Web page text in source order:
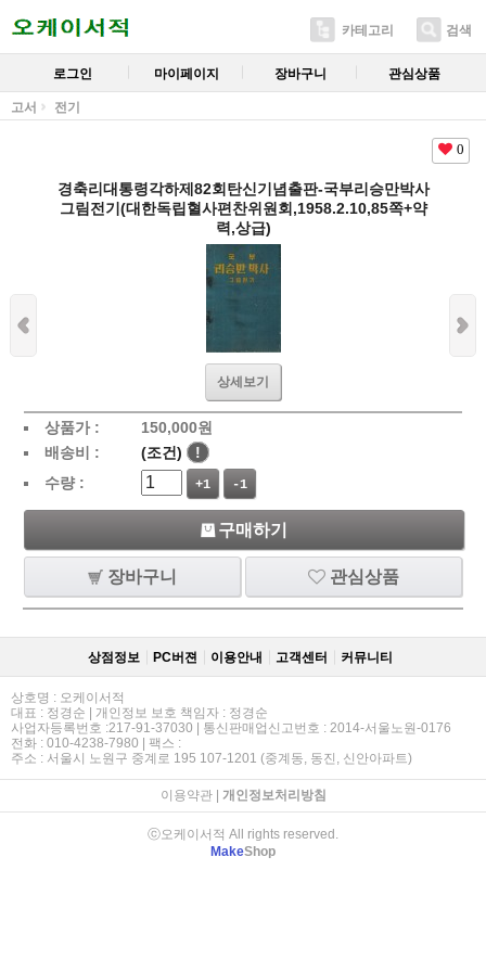
카테고리 검색
로그인 마이페이지 장바구니 관심상품
고서 전기
0
경축리대통령각하제82회탄신기념출판-국부리승만박사
그림전기(대한독립혈사편찬위원회,1958.2.10,85쪽+약
력,상급)
상세보기
상품가 : 150,000원
배송비 :
(조건)
!
수량 :
+1 -1
구매하기
장바구니 관심상품
상점정보 PC버젼 이용안내 고객센터 커뮤니티
상호명 : 오케이서적
대표 : 정경순 | 개인정보 보호 책임자 : 정경순
사업자등록번호 :217-91-37030 | 통신판매업신고번호 : 2014-서울노원-0176
전화 : 010-4238-7980 | 팩스 :
주소 : 서울시 노원구 중계로 195 107-1201 (중계동, 동진, 신안아파트)
이용약관| 개인정보처리방침
ⓒ오케이서적 All rights reserved.
MakeShop